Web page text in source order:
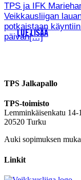
TPS ja IFK
Veikkausliigan
potkaistaan
päivän[…]
LUE LISÄÄ
TPS Jalkapallo
TPS-toimisto
Lemminkäisenkatu 14-
20520 Turku
Auki sopimuksen
Linkit